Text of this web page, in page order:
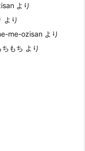
より
より
me-ozisan より
ちもち より